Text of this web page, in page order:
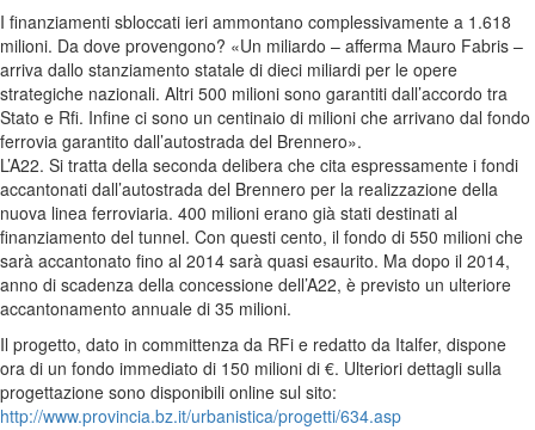
I finanziamenti sbloccati ieri ammontano complessivamente a 1.618
milioni. Da dove provengono? «Un miliardo – afferma Mauro Fabris –
arriva dallo stanziamento statale di dieci miliardi per le opere
strategiche nazionali. Altri 500 milioni sono garantiti dall’accordo tra
Stato e Rfi. Infine ci sono un centinaio di milioni che arrivano dal fondo
ferrovia garantito dall’autostrada del Brennero».
L’A22. Si tratta della seconda delibera che cita espressamente i fondi
accantonati dall’autostrada del Brennero per la realizzazione della
nuova linea ferroviaria. 400 milioni erano già stati destinati al
finanziamento del tunnel. Con questi cento, il fondo di 550 milioni che
sarà accantonato fino al 2014 sarà quasi esaurito. Ma dopo il 2014,
anno di scadenza della concessione dell’A22, è previsto un ulteriore
accantonamento annuale di 35 milioni.
Il progetto, dato in committenza da RFi e redatto da Italfer, dispone
ora di un fondo immediato di 150 milioni di €. Ulteriori dettagli sulla
progettazione sono disponibili online sul sito:
http://www.provincia.bz.it/urbanistica/progetti/634.asp